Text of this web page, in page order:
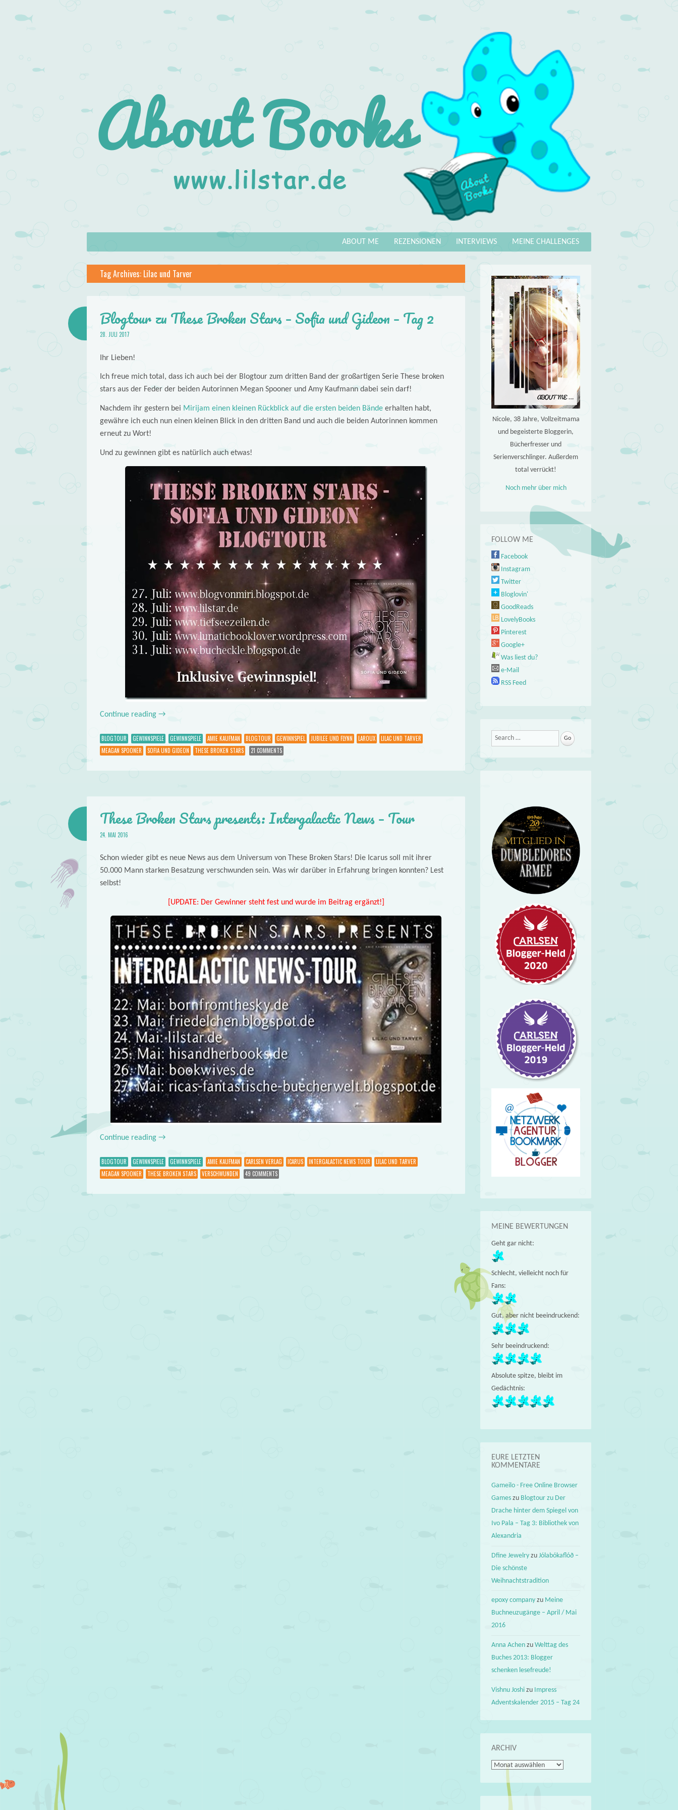
About
Books
Menu MEINE CHALLENGES
INTERVIEWS
REZENSIONEN
ABOUT ME
Tag Archives: Lilac und Tarver
Blogtour zu These Broken Stars – Sofia und Gideon – Tag 2
28. JULI 2017
Ihr Lieben!
Ich freue mich total, dass ich auch bei der Blogtour zum dritten Band der großartigen Serie These broken
stars aus der Feder der beiden Autorinnen Megan Spooner und Amy Kaufmann dabei sein darf!
Nachdem ihr gestern bei Mirijam einen kleinen Rückblick auf die ersten beiden Bändeerhalten habt,
gewähre ich euch nun einen kleinen Blick in den dritten Band und auch die beiden Autorinnen kommen
erneut zu Wort!
Und zu gewinnen gibt es natürlich auch etwas!
Continue reading →
BLOGTOUR GEWINNSPIELE GEWINNSPIELE AMIE KAUFMAN BLOGTOUR GEWINNSPIEL JUBILEE UND FLYNN LAROUX
LILAC UND TARVER
MEAGAN SPOONER
SOFIA UND GIDEON THESE BROKEN STARS 21 COMMENTS
These Broken Stars presents: Intergalactic News – Tour
24. MAI 2016
Schon wieder gibt es neue News aus dem Universum von These Broken Stars! Die Icarus soll mit ihrer
50.000 Mann starken Besatzung verschwunden sein. Was wir darüber in Erfahrung bringen konnten? Lest
selbst!
[UPDATE: Der Gewinner steht fest und wurde im Beitrag ergänzt!]
Continue reading →
BLOGTOUR GEWINNSPIELE GEWINNSPIELE AMIE KAUFMAN CARLSEN VERLAG ICARUS INTERGALACTIC NEWS TOUR
LILAC UND TARVER
MEAGAN SPOONER
THESE BROKEN STARS VERSCHWUNDEN 49 COMMENTS
Nicole, 38 Jahre, Vollzeitmama
und begeisterte Bloggerin,
Bücherfresser und
Serienverschlinger. Außerdem
total verrückt!
Noch mehr über mich
FOLLOW ME
Facebook
Instagram
Twitter
Bloglovin'
GoodReads
LovelyBooks
Pinterest
Google+
Was liest du?
e-Mail
RSS Feed
Search
MEINE BEWERTUNGEN
Geht gar nicht:
Schlecht, vielleicht noch für
Fans:
Gut, aber nicht beeindruckend:
Sehr beeindruckend:
Absolute spitze, bleibt im
Gedächtnis:
EURE LETZTEN
KOMMENTARE
Gameilo - Free Online Browser
Games zu Blogtour zu Der
Drache hinter dem Spiegel von
Ivo Pala – Tag 3: Bibliothek von
Alexandria
Dfine Jewelry zuJólabókaflóð –
Die schönste
Weihnachtstradition
epoxy company zu Meine
Buchneuzugänge – April / Mai
2016
Anna Achen zuWelttag des
Buches 2013: Blogger
schenken lesefreude!
Vishnu Joshi zu Impress
Adventskalender 2015 – Tag 24
ARCHIV
Archiv